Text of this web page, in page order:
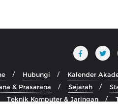
Hubungi Kalender
& Prasarana Sejarah
Teknik Komputer & Jaringan